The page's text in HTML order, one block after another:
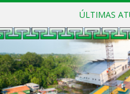
ÚLTIMAS